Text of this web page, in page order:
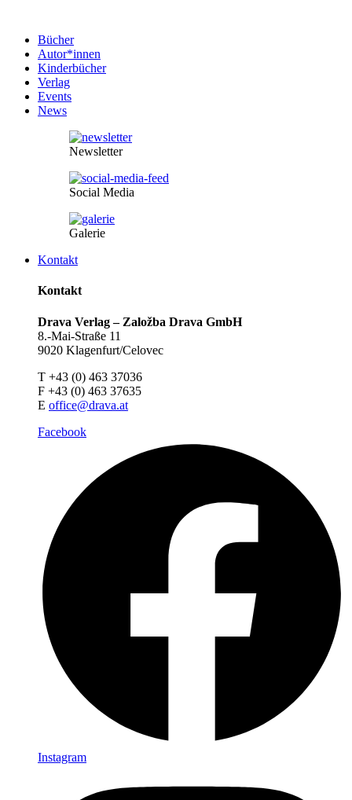
Bücher
Autor*innen
Kinderbücher
Verlag
Events
News
Newsletter
Social Media
Galerie
Kontakt
Kontakt
Drava Verlag – Založba Drava GmbH
8.-Mai-Straße 11
9020 Klagenfurt/Celovec
T +43 (0) 463 37036
F +43 (0) 463 37635
E office@drava.at
Facebook
Instagram